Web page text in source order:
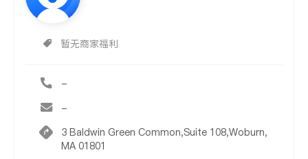
暂无商家福利
-
-
3 Baldwin Green Common,Suite 108,Woburn,
MA 01801